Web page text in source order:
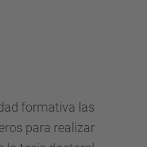
formativa las
para realizar